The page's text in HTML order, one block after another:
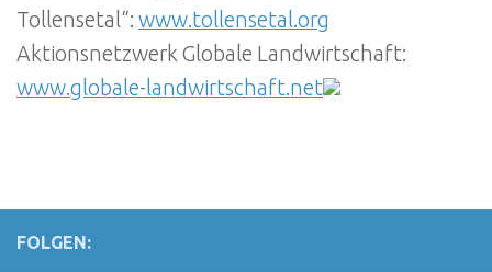
Tollensetal“: www.tollensetal.org
Aktionsnetzwerk Globale Landwirtschaft:
www.globale-landwirtschaft.net
FOLGEN: